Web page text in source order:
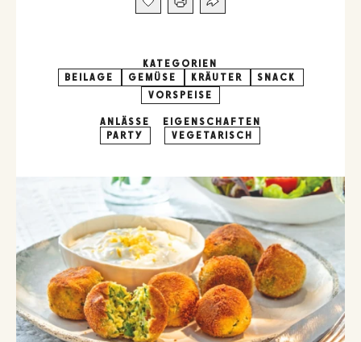
KATEGORIEN
BEILAGE
GEMÜSE KRÄUTER
SNACK
VORSPEISE
ANLÄSSE
PARTY
EIGENSCHAFTEN
VEGETARISCH